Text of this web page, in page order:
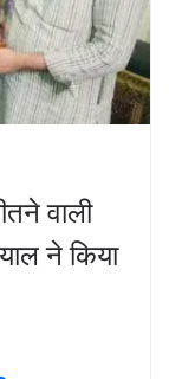
वाली
ने किया